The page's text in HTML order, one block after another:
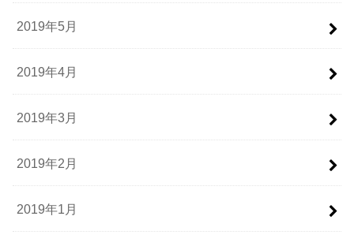
2019年5月
2019年4月
2019年3月
2019年2月
2019年1月